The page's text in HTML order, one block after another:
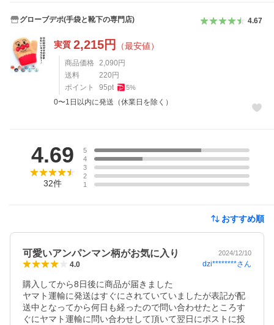
グローブデポ(手袋と靴下の専門店) 4.67
実質 2,215円 （最安値）
商品価格 2,090 円
送料
220 円
ポイント
95pt 5%
0〜1日以内に発送（休業日を除く）
4.69
32件
5
4
3
2
1
おすすめ順
可愛いアンパンマン柄がお気に入り 2024/12/10
4.0 dzi********さん
購入してから8日後に商品が届きました
ヤマト運輸に発送はすぐにされていていましたが表記が配
送中となってから何日も経ったので問い合わせたところす
ぐにヤマト運輸に問い合わせして頂いて翌日にポストに投